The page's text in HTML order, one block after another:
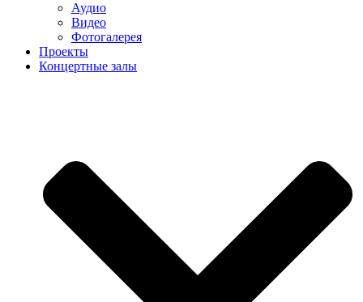
Аудио
Видео
Фотогалерея
Проекты
Концертные залы